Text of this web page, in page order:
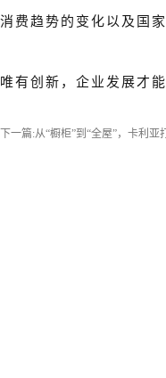
消费趋势的变化以及国
唯有创新，企业发展才能
下一篇:从“橱柜”到“全屋”，卡利亚